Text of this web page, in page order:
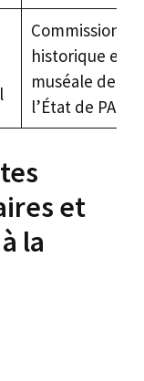
Commission
historique et
muséale de
l’État de PA
et
la